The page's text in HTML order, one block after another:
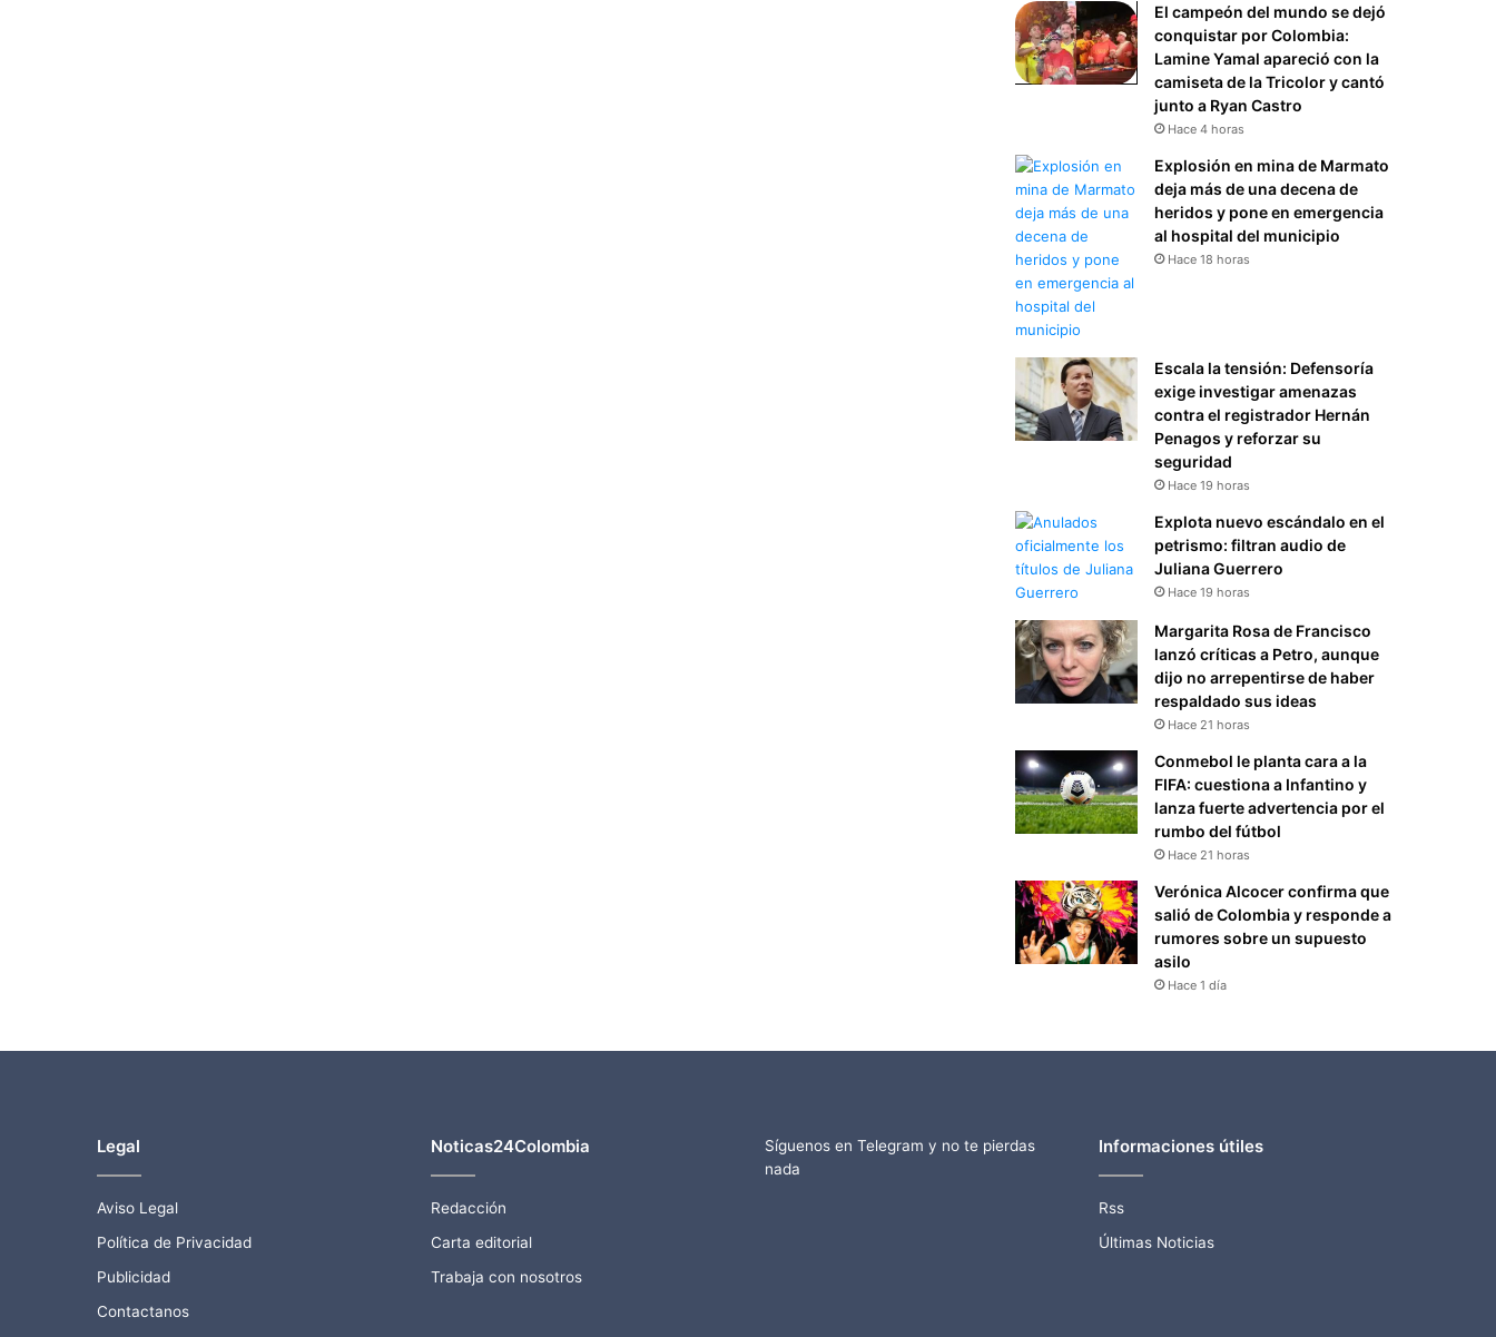
El campeón del mundo se dejó
conquistar por Colombia:
Lamine Yamal apareció con la
camiseta de la Tricolor y cantó
junto a Ryan Castro
Hace 4 horas
Explosión en mina de Marmato
deja más de una decena de
heridos y pone en emergencia
al hospital del municipio
Hace 18 horas
Escala la tensión: Defensoría
exige investigar amenazas
contra el registrador Hernán
Penagos y reforzar su
seguridad
Hace 19 horas
Explota nuevo escándalo en el
petrismo: filtran audio de
Juliana Guerrero
Hace 19 horas
Margarita Rosa de Francisco
lanzó críticas a Petro, aunque
dijo no arrepentirse de haber
respaldado sus ideas
Hace 21 horas
Conmebol le planta cara a la
FIFA: cuestiona a Infantino y
lanza fuerte advertencia por el
rumbo del fútbol
Hace 21 horas
Verónica Alcocer confirma que
salió de Colombia y responde a
rumores sobre un supuesto
asilo
Hace 1 día
Legal
Aviso Legal
Política de Privacidad
Publicidad
Contactanos
Noticas24Colombia
Redacción
Carta editorial
Trabaja con nosotros
Síguenos en Telegram y no te pierdas
nada
Informaciones útiles
Rss
Últimas Noticias